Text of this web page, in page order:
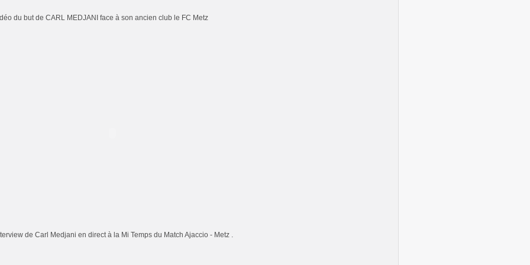
du but de CARL MEDJANI face à son ancien club le FC Metz
de Carl Medjani en direct à la Mi Temps du Match Ajaccio - Metz .